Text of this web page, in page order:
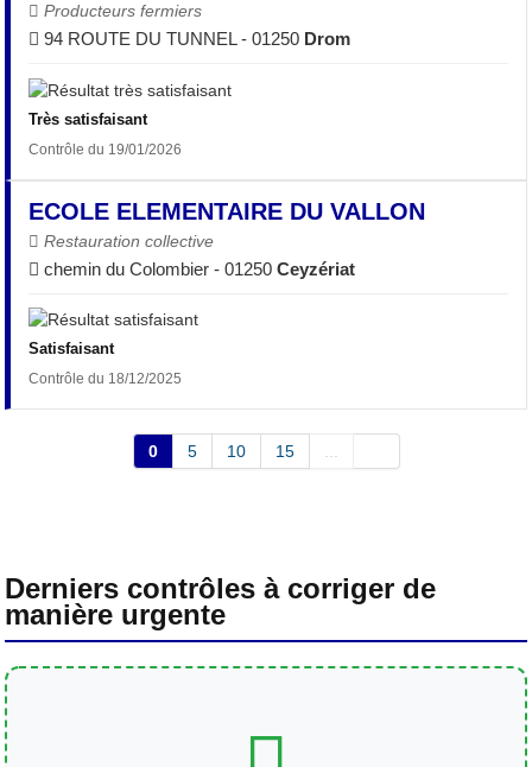
Producteurs fermiers
94 ROUTE DU TUNNEL - 01250 Drom
Très satisfaisant
Contrôle du 19/01/2026
ECOLE ELEMENTAIRE DU VALLON
Restauration collective
chemin du Colombier - 01250Ceyzériat
Satisfaisant
Contrôle du 18/12/2025
0 5 10 15
Derniers contrôles à corriger de
manière urgente